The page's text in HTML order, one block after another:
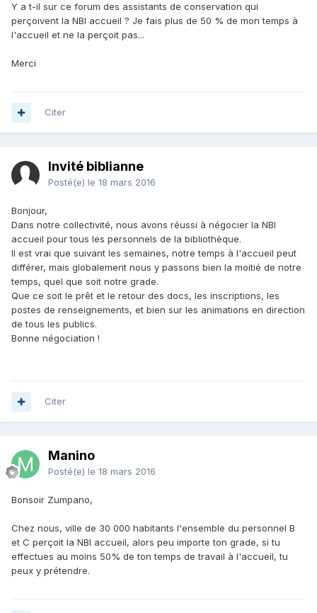
Y a t-il sur ce forum des assistants de conservation qui
perçoivent la NBI accueil ? Je fais plus de 50 % de mon temps à
l'accueil et ne la perçoit pas...
Merci
Citer
Invité biblianne
Posté(e) le 18 mars 2016
Bonjour,
Dans notre collectivité, nous avons réussi à négocier la NBI
accueil pour tous les personnels de la bibliothèque.
Il est vrai que suivant les semaines, notre temps à l'accueil peut
différer, mais globalement nous y passons bien la moitié de notre
temps, quel que soit notre grade.
Que ce soit le prêt et le retour des docs, les inscriptions, les
postes de renseignements, et bien sur les animations en direction
de tous les publics.
Bonne négociation !
Citer
Manino
Posté(e) le 18 mars 2016
Bonsoir Zumpano,
Chez nous, ville de 30 000 habitants l'ensemble du personnel B
et C perçoit la NBI accueil, alors peu importe ton grade, si tu
effectues au moins 50% de ton temps de travail à l'accueil, tu
peux y prétendre.